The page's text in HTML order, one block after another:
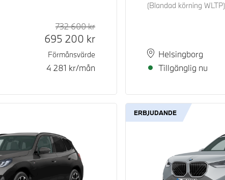
Rek. ord pris
732 600krKontantpris
695 200 kr
Förmånsvärde
4 281 kr/mån
(Blandad körning WLTP)
PlatsHelsingborg
Leveranstid
Tillgänglig nu
ERBJUDANDE